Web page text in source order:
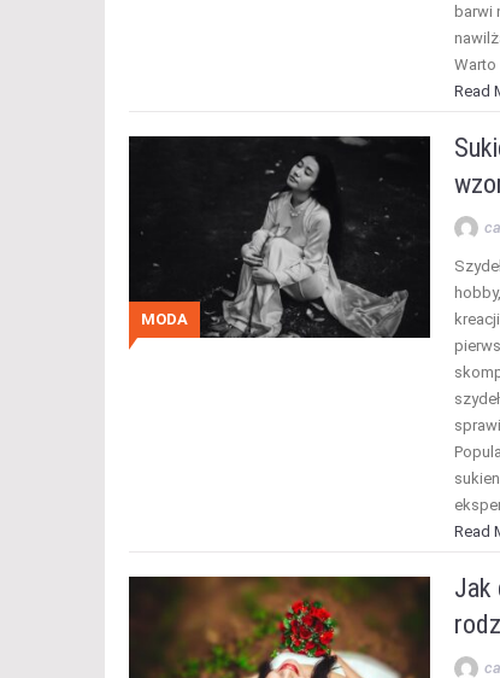
barwi
Warto
Read
MODA
Read
Jak